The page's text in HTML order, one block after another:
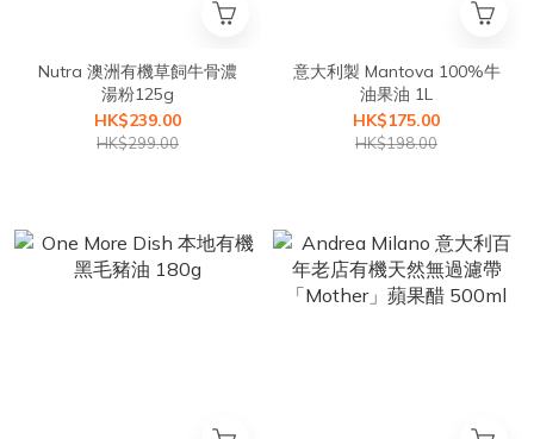
Nutra 澳洲有機草飼牛骨濃
湯粉125g
HK$239.00
HK$299.00
意大利製 Mantova 100%牛
油果油 1L
HK$175.00
HK$198.00